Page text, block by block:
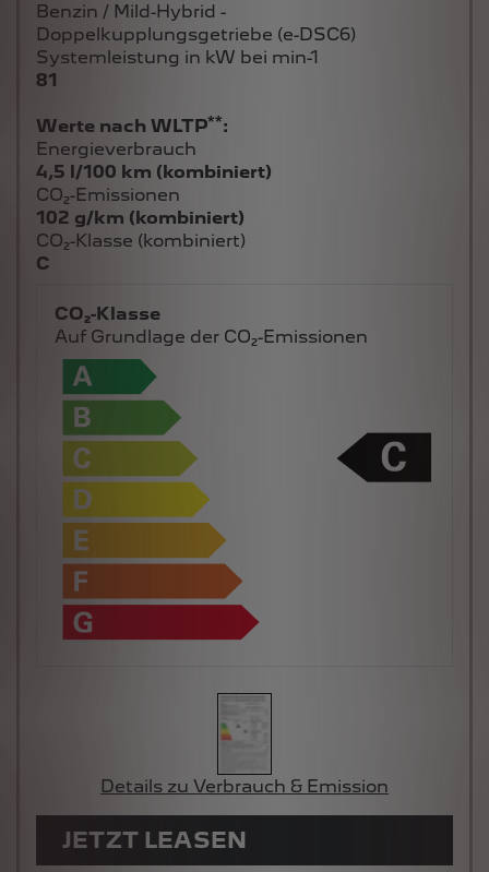
Benzin / Mild-Hybrid -
Doppelkupplungsgetriebe (e-DSC6)
Systemleistung in kW bei min-1
81
Werte nach WLTP**:
Energieverbrauch
4,5 l/100 km (kombiniert)
CO₂-Emissionen
102 g/km (kombiniert)
CO₂-Klasse (kombiniert)
C
CO₂-Klasse
Auf Grundlage der CO₂-Emissionen
Details zu Verbrauch & Emission
JETZT LEASEN